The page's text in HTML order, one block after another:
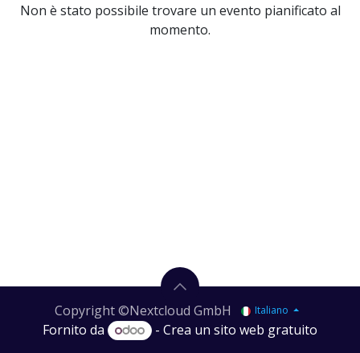
Non è stato possibile trovare un evento pianificato al
momento.
Copyright ©Nextcloud GmbH Italiano
Fornito da - Crea un sito web gratuito